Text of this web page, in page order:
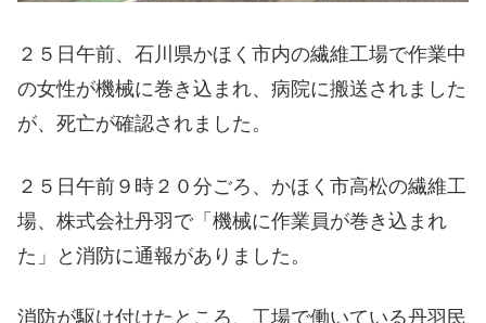
２５日午前、石川県かほく市内の繊維工場で作業中
の女性が機械に巻き込まれ、病院に搬送されました
が、死亡が確認されました。
２５日午前９時２０分ごろ、かほく市高松の繊維工
場、株式会社丹羽で「機械に作業員が巻き込まれ
た」と消防に通報がありました。
消防が駆け付けたところ、工場で働いている丹羽民